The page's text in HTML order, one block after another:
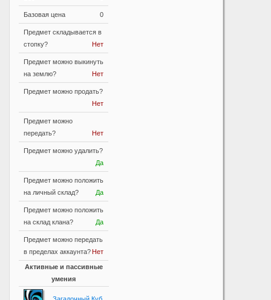
Базовая цена 0
Предмет складывается в
стопку?
Нет
Предмет можно выкинуть
на землю?
Нет
Предмет можно продать?
Нет
Предмет можно
передать?
Нет
Предмет можно удалить?
Да
Предмет можно положить
на личный склад?
Да
Предмет можно положить
на склад клана?
Да
Предмет можно передать
в пределах аккаунта?Нет
Активные и пассивные
умения